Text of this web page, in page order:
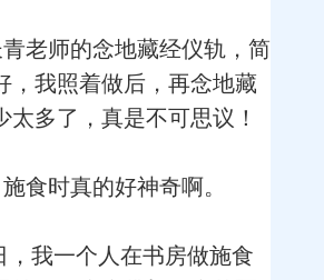
老师的念地藏经仪轨，简
，我照着做后，再念地藏
太多了，真是不可思议！
食时真的好神奇啊。
我一个人在书房做施食